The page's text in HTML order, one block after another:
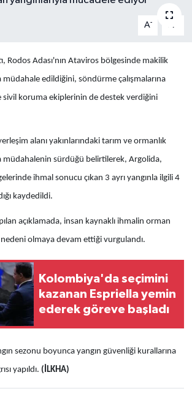
A- A
Rodos Adası'nın Ataviros bölgesinde makilik
müdahale edildiğini, söndürme çalışmalarına
koruma ekiplerinin de destek verdiğini
alanı yakınlarındaki tarım ve ormanlık
müdahalenin sürdüğü belirtilerek, Argolida,
ihmal sonucu çıkan 3 ayrı yangınla ilgili 4
kaydedildi.
açıklamada, insan kaynaklı ihmalin orman
nedeni olmaya devam ettiği vurgulandı.
Kolombiya'da seçimini
kazanan Espriella yemin
ederek göreve başladı
sezonu boyunca yangın güvenliği kurallarına
yapıldı. (İLKHA)